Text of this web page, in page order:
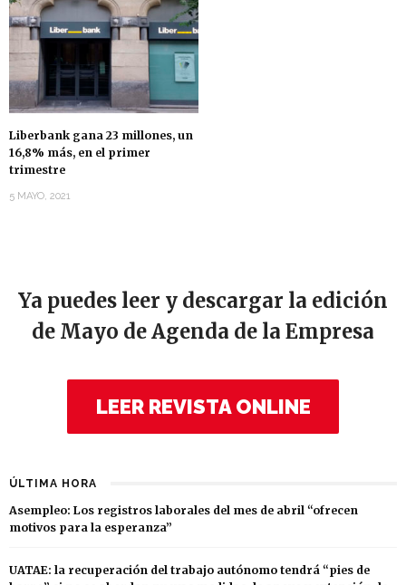
Liberbank gana 23 millones, un
16,8% más, en el primer
trimestre
5 MAYO, 2021
Ya puedes leer y descargar la edición
de Mayo de Agenda de la Empresa
LEER REVISTA ONLINE
ÚLTIMA HORA
Asempleo: Los registros laborales del mes de abril “ofrecen
motivos para la esperanza”
UATAE: la recuperación del trabajo autónomo tendrá “pies de